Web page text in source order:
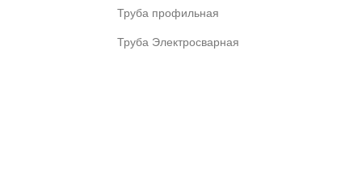
Труба профильная
Труба Электросварная